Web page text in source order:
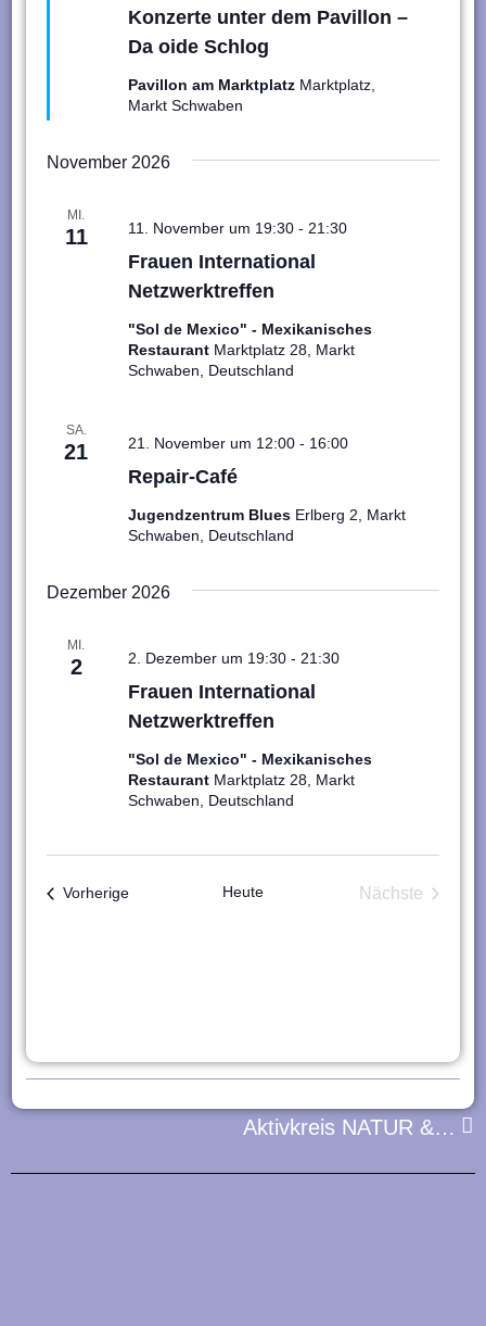
Konzerte unter dem Pavillon –
Da oide Schlog
Pavillon am Marktplatz Marktplatz,
Markt Schwaben
November 2026
MI.
11
Frauen International
Netzwerktreffen
11. November um 19:30 - 21:30
"Sol de Mexico" - Mexikanisches
Restaurant Marktplatz 28, Markt
Schwaben, Deutschland
SA.
21
Repair-Café
21. November um 12:00 - 16:00
Jugendzentrum Blues Erlberg 2, Markt
Schwaben, Deutschland
Dezember 2026
MI.
2
Frauen International
Netzwerktreffen
2. Dezember um 19:30 - 21:30
"Sol de Mexico" - Mexikanisches
Restaurant Marktplatz 28, Markt
Schwaben, Deutschland
VorherigeVeranstaltungenHeute
Nächste
Aktivkreis NATUR & NACHHALTIGKEIT